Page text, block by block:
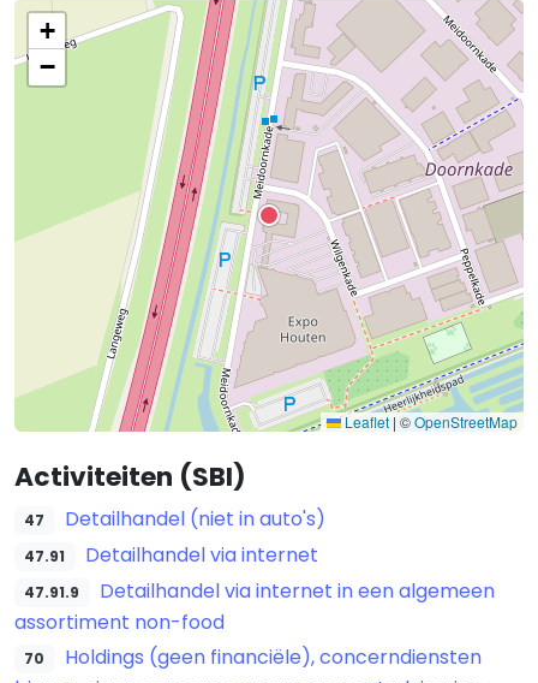
+
−
Leaflet | ©OpenStreetMap
Activiteiten (SBI)
47 Detailhandel (niet in auto's)
47.91 Detailhandel via internet
47.91.9
Detailhandel via internet in een algemeen
assortiment non-food
70
Holdings (geen financiële), concerndiensten